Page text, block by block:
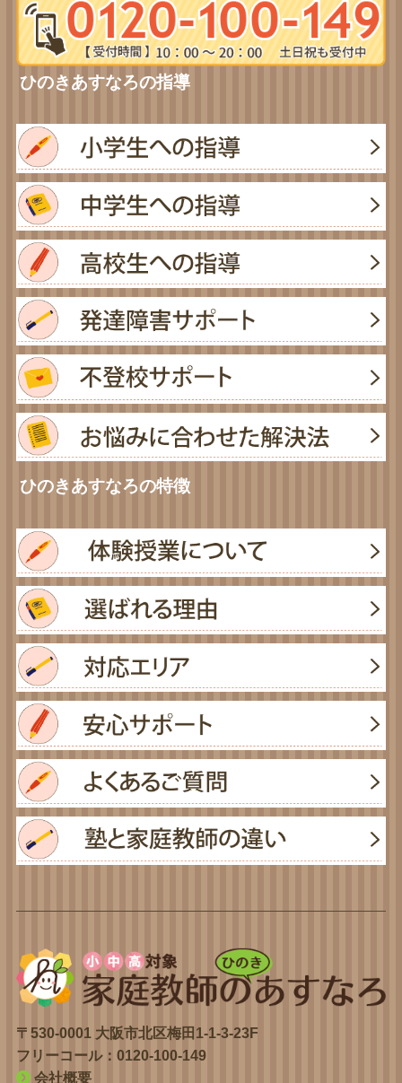
ひのきあすなろの指導
ひのきあすなろの特徴
〒530-0001 大阪市北区梅田1-1-3-23F
フリーコール： 0120-100-149
会社概要